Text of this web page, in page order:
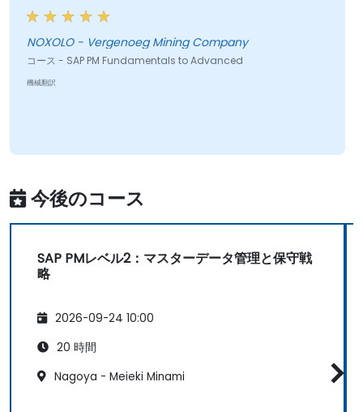
NOXOLO - Vergenoeg Mining Company
コース - SAP PM Fundamentals to Advanced
機械翻訳
今後のコース
SAP PMレベル2：マスターデータ管理と保守戦
略
2026-09-24 10:00
20 時間
Nagoya - Meieki Minami